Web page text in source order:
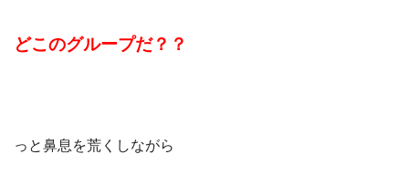
どこのグループだ？？
っと鼻息を荒くしながら